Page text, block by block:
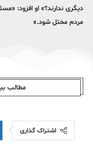
دیگری ندارند؟» او افزود:
مردم مختل شود.»
مطالب
اشتراک گذاری